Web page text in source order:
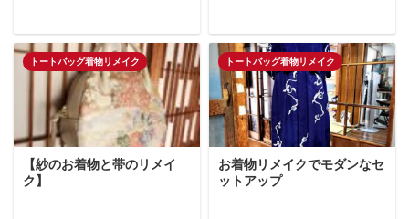
トートバッグ着物リメイク
【紗のお着物と帯のリメイ
ク】
トートバッグ着物リメイク
お着物リメイクでモダンなセ
ットアップ